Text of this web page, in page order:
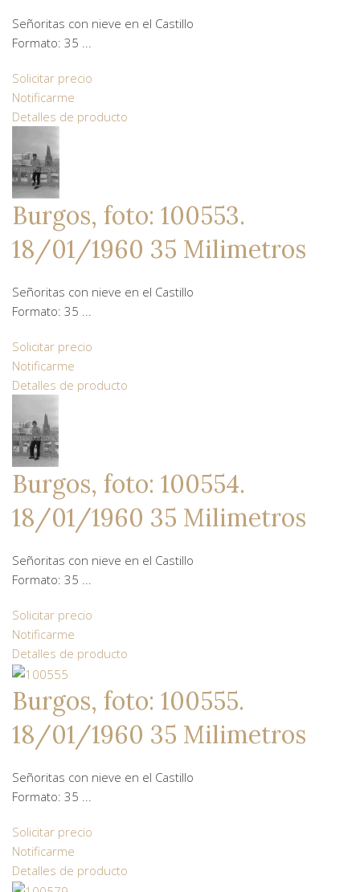
Señoritas con nieve en el Castillo
Formato: 35 ...
Solicitar precio
Notificarme
Detalles de producto
Burgos, foto: 100553.
18/01/1960 35 Milimetros
Señoritas con nieve en el Castillo
Formato: 35 ...
Solicitar precio
Notificarme
Detalles de producto
Burgos, foto: 100554.
18/01/1960 35 Milimetros
Señoritas con nieve en el Castillo
Formato: 35 ...
Solicitar precio
Notificarme
Detalles de producto
Burgos, foto: 100555.
18/01/1960 35 Milimetros
Señoritas con nieve en el Castillo
Formato: 35 ...
Solicitar precio
Notificarme
Detalles de producto